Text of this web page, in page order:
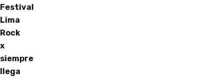
Festival
Lima
Rock
x
siempre
llega